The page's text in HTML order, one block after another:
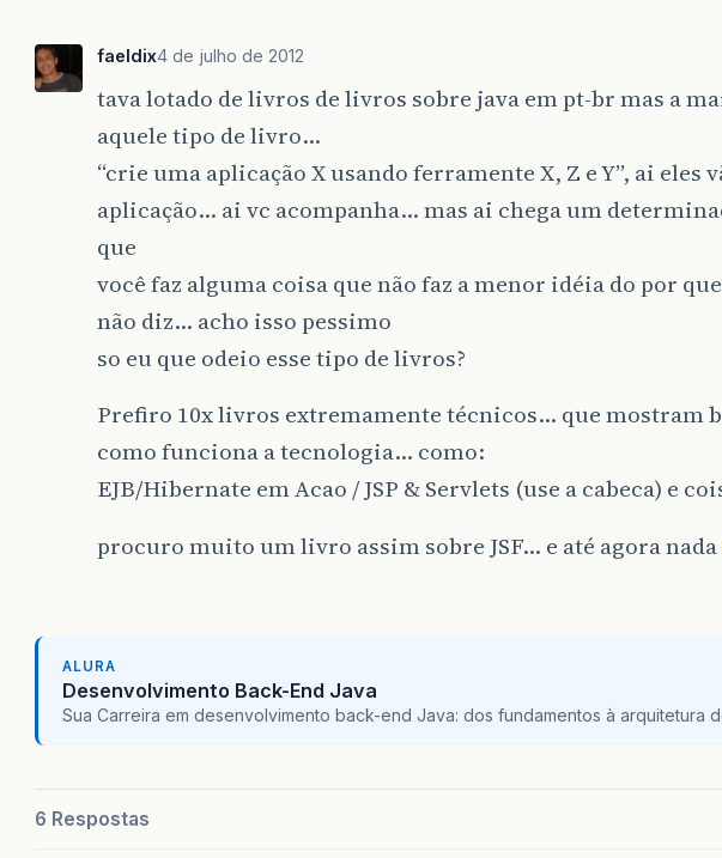
faeldix4 de julho de 2012
tava lotado de livros de livros sobre java em pt-br mas a
aquele tipo de livro…
“crie uma aplicação X usando ferramente X, Z e Y”, ai eles
aplicação… ai vc acompanha… mas ai chega um
que
você faz alguma coisa que não faz a menor idéia do por
não diz… acho isso pessimo
so eu que odeio esse tipo de livros?
Prefiro 10x livros extremamente técnicos… que mostram
como funciona a tecnologia… como:
EJB/Hibernate em Acao / JSP & Servlets (use a cabeca) e
procuro muito um livro assim sobre JSF… e até agora nada
ALURA
Desenvolvimento Back-End Java
Sua Carreira em desenvolvimento back-end Java: dos fundamentos à arquitetura
6 Respostas